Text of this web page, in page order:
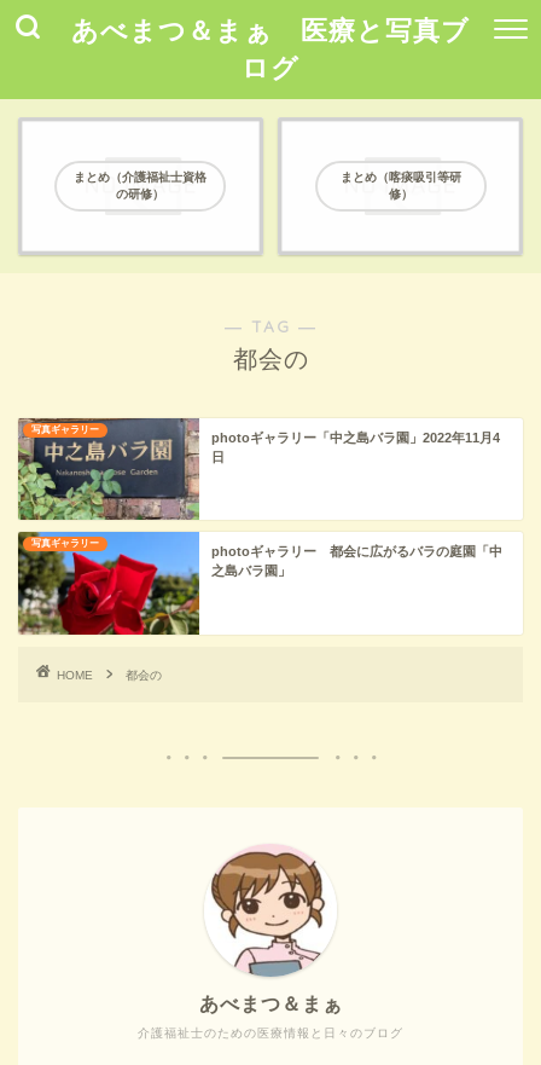
あべまつ＆まぁ 医療と写真ブ
ログ
まとめ（介護福祉士資格
の研修）
まとめ（喀痰吸引等研
修）
― TAG ―
都会の
写真ギャラリー
photoギャラリー「中之島バラ園」2022年11月4
日
写真ギャラリー
photoギャラリー 都会に広がるバラの庭園「中
之島バラ園」
HOME 都会の
介護福祉士のための医療情報と日々のブログ
あべまつ＆まぁ